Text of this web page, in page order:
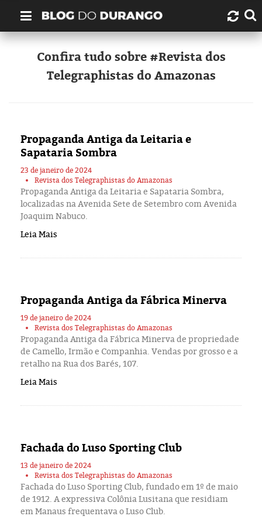
Quem é Durango Duarte?
Links úteis
Artigos
Manaus
Pesquisas
Política
Livros
Confira tudo sobre #Revista dos
Telegraphistas do Amazonas
Propaganda Antiga da Leitaria e
Sapataria Sombra
23 de janeiro de 2024
Revista dos Telegraphistas do Amazonas
Propaganda Antiga da Leitaria e Sapataria Sombra,
localizadas na Avenida Sete de Setembro com Avenida
Joaquim Nabuco.
Leia Mais
Propaganda Antiga da Fábrica Minerva
19 de janeiro de 2024
Revista dos Telegraphistas do Amazonas
Propaganda Antiga da Fábrica Minerva de propriedade
de Camello, Irmão e Companhia. Vendas por grosso e a
retalho na Rua dos Barés, 107.
Leia Mais
Fachada do Luso Sporting Club
13 de janeiro de 2024
Revista dos Telegraphistas do Amazonas
Fachada do Luso Sporting Club, fundado em 1º de maio
de 1912. A expressiva Colônia Lusitana que residiam
em Manaus frequentava o Luso Club.